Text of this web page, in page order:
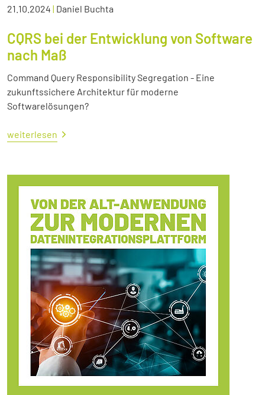
21.10.2024 | Daniel Buchta
CQRS bei der Entwicklung von Software
nach Maß
Command Query Responsibility Segregation - Eine
zukunftssichere Architektur für moderne
Softwarelösungen?
weiterlesen